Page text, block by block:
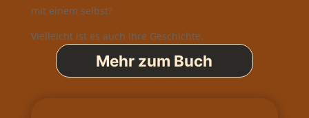
mit einem selbst?
Vielleicht ist es auch Ihre Geschichte.
Mehr zum Buch